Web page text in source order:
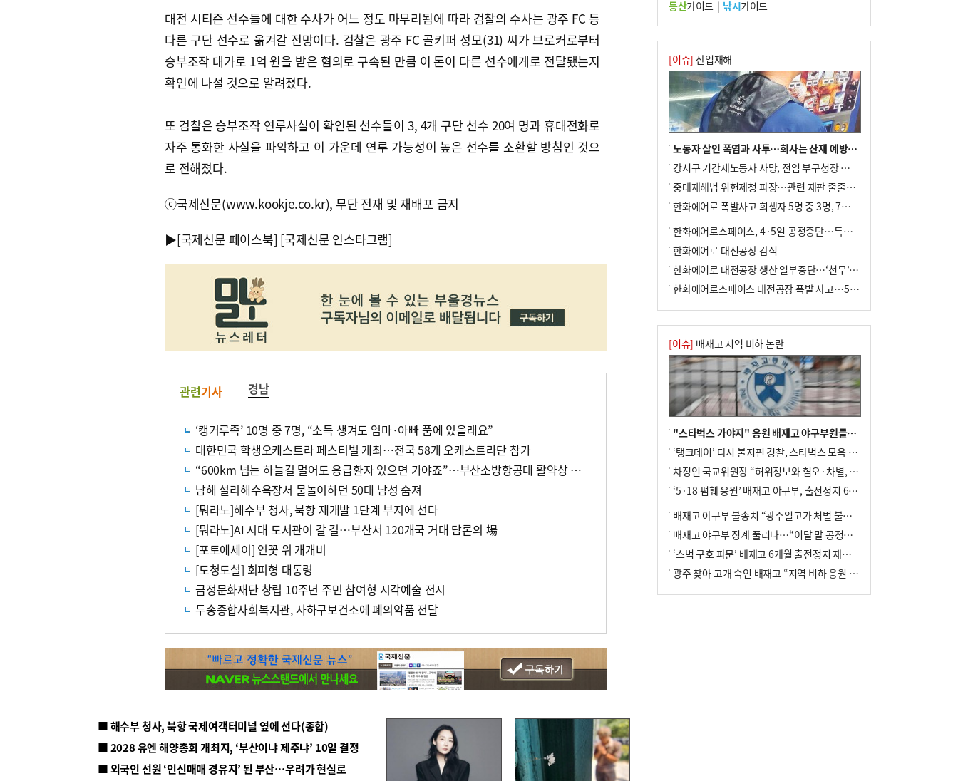
대전 시티즌 선수들에 대한 수사가 어느 정도 마무리됨에 따라 검찰의 수사는 광주 FC 등
다른 구단 선수로 옮겨갈 전망이다. 검찰은 광주 FC 골키퍼 성모(31) 씨가 브로커로부터
승부조작 대가로 1억 원을 받은 혐의로 구속된 만큼 이 돈이 다른 선수에게로 전달됐는지
확인에 나설 것으로 알려졌다.
또 검찰은 승부조작 연루사실이 확인된 선수들이 3, 4개 구단 선수 20여 명과 휴대전화로
자주 통화한 사실을 파악하고 이 가운데 연루 가능성이 높은 선수를 소환할 방침인 것으
로 전해졌다.
ⓒ국제신문(www.kookje.co.kr), 무단 전재 및 재배포 금지
▶[국제신문 페이스북] [국제신문 인스타그램]
관련기사 경남
‘캥거루족’ 10명 중 7명, “소득 생겨도 엄마·아빠 품에 있을래요”
대한민국 학생오케스트라 페스티벌 개최…전국 58개 오케스트라단 참가
“600km 넘는 하늘길 멀어도 응급환자 있으면 가야죠”…부산소방항공대 활약상 눈길
남해 설리해수욕장서 물놀이하던 50대 남성 숨져
[뭐라노]해수부 청사, 북항 재개발 1단계 부지에 선다
[뭐라노]AI 시대 도서관이 갈 길…부산서 120개국 거대 담론의 場
[포토에세이] 연꽃 위 개개비
[도청도설] 회피형 대통령
금정문화재단 창립 10주년 주민 참여형 시각예술 전시
두송종합사회복지관, 사하구보건소에 폐의약품 전달
■ 해수부 청사, 북항 국제여객터미널 옆에 선다(종합)
■ 2028 유엔 해양총회 개최지, ‘부산이냐 제주냐’ 10일 결정
■ 외국인 선원 ‘인신매매 경유지’ 된 부산…우려가 현실로
우려가 현실로
10 르노 못 타는 부산시장…관용차 규정에 막
힌 지역기업 응원
등산가이드| 낚시가이드
[이슈] 산업재해
노동자 살인 폭염과 사투…회사는 산재 예방·전기료 절감 전력
강서구 기간제노동자 사망, 전임 부구청장 檢 송치
중대재해법 위헌제청 파장…관련 재판 줄줄이 브레이크
한화에어로 폭발사고 희생자 5명 중 3명, 7일 영면
한화에어로스페이스, 4·5일 공정중단…특별 안전점검
한화에어로 대전공장 감식
한화에어로 대전공장 생산 일부중단…‘천무’ 수출 비상
한화에어로스페이스 대전공장 폭발 사고…5명 사망·2명 부상(종합)
[이슈] 배재고 지역 비하 논란
"스타벅스 가야지" 응원 배재고 야구부원들, 학교서 징계 처분
‘탱크데이’ 다시 불지핀 경찰, 스타벅스 모욕 혐의 압수수색
차정인 국교위원장 “허위정보와 혐오·차별, 학교 교실까지 유입"
‘5·18 폄훼 응원’ 배재고 야구부, 출전정지 6개월→1개월 감경
배재고 야구부 불송치 “광주일고가 처벌 불원 의사 표해”
배재고 야구부 징계 풀리나…“이달 말 공정위서 재심의”
‘스벅 구호 파문’ 배재고 6개월 출전정지 재심 신청키로
광주 찾아 고개 숙인 배재고 “지역 비하 응원 잘못”(종합)